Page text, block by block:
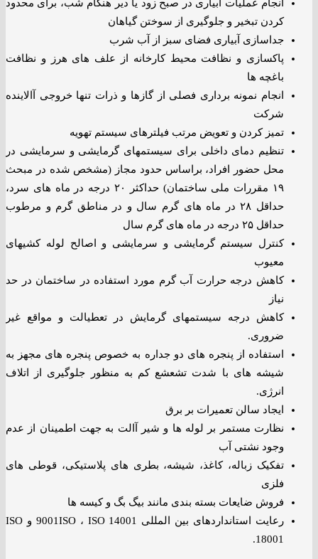
انجام عملیات آبیاری در صبح زود یا دیر هنگام شب، برای محدود
کردن تبخیر و جلوگیری از سوختن گیاهان
جداسازی آبیاری فضای سبز از آب شرب
پاکسازی و نظافت محیط کارخانه از علف های هرز و نظافت
باغچه ها
انجام نمونه برداری فصلی از گازها و ذرات تنها خروجی آالاینده
شرکت
تمیز کردن و تعویض مرتب فیلترهای سیستم تهویه
تنظیم دمای داخلی برای سیستمهای گرمایشی و سرمایشی در
محل حضور افراد، براساس حدود مجاز (مشخص شده در مبحث
۱۹ مقررات ملی ساختمان) حداکثر ۲۰ درجه در ماه های سرد،
حداقل ۲۸ در ماه های گرم سال و در مناطق گرم و مرطوب
حداقل ۲۵ درجه در ماه های گرم سال
کنترل سیستم گرمایشی و سرمایشی و اصالح لوله کشیهای
معیوب
کاهش درجه حرارت آب گرم مورد استفاده در ساختمان در حد
نیاز
کاهش درجه سیستمهای گرمایش در تعطیالت و مواقع غیر
ضروری.
استفاده از پنجره های دو جداره به خصوص پنجره های مجهز به
شیشه های با شدت تشعشع کم به منظور جلوگیری از اتلاف
انرژی.
ایجاد سالن تعمیرات بر برق
نظارت مستمر بر لوله ها و شیر آالت به جهت اطمینان از عدم
وجود نشتی آب
تفکیک زباله، کاغذ، شیشه، بطری های پلاستیکی، قوطی های
فلزی
فروش ضایعات بسته بندی مانند بیگ بگ و کیسه ها
رعایت استانداردهای بین المللی 9001ISO ، ISO 14001 و ISO
18001.